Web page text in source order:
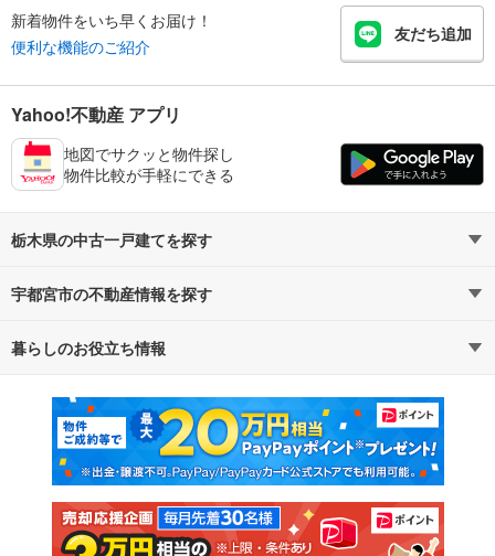
新着物件をいち早くお届け！
便利な機能のご紹介
友だち追加
Yahoo!不動産 アプリ
地図でサクッと物件探し
物件比較が手軽にできる
栃木県の中古一戸建てを探す
路線・駅から探す
通勤・通学時間から探す
宇都宮市の不動産情報を探す
不動産・住宅
新築マンション 中古マンション
新築一戸建て 中古一戸建て
注文住宅 土地
暮らしのお役立ち情報
マンションカタログ 教えて！住まいの先生